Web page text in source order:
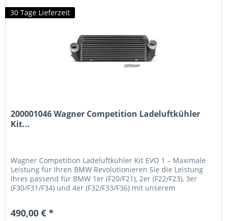
30 Tage Lieferzeit
200001046 Wagner Competition Ladeluftkühler
Kit...
Wagner Competition Ladeluftkühler Kit EVO 1 – Maximale
Leistung für Ihren BMW Revolutionieren Sie die Leistung
Ihres passend für BMW 1er (F20/F21), 2er (F22/F23), 3er
(F30/F31/F34) und 4er (F32/F33/F36) mit unserem
die Leistungsfähigkeit Ihrer Motorisierung zu optimieren
490,00 € *